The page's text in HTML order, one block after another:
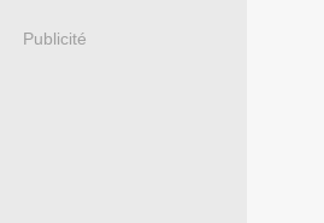
Publicité